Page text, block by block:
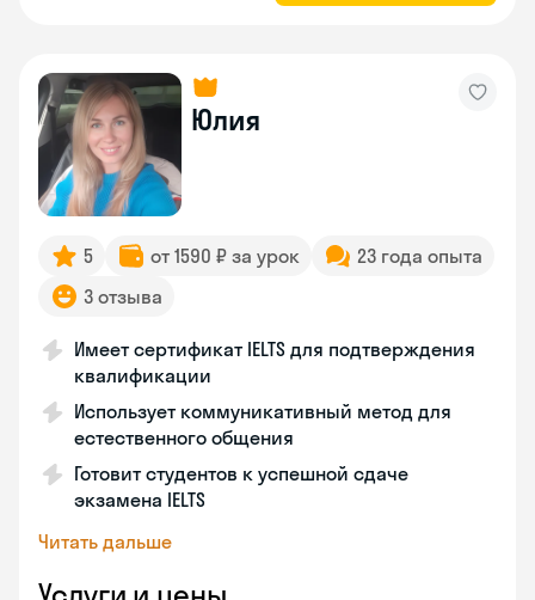
Юлия
5 от 1590 ₽ за урок
23 года опыта
3 отзыва
Имеет сертификат IELTS для подтверждения
квалификации
Использует коммуникативный метод для
естественного общения
Готовит студентов к успешной сдаче
экзамена IELTS
Читать дальше